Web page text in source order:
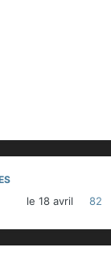
le 18 avril 82